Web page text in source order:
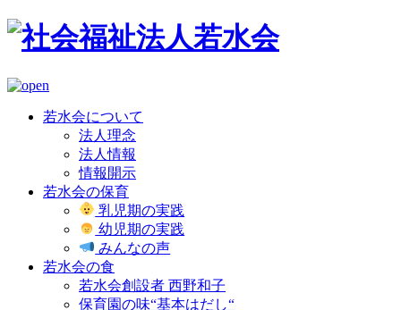
若水会について
法人理念
法人情報
情報開示
若水会の保育
乳児期の実践
幼児期の実践
みんなの声
若水会の食
若水会創設者 西野和子
保育園の味“基本はだし“